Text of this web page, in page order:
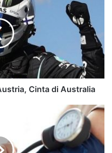
Cinta di Australia